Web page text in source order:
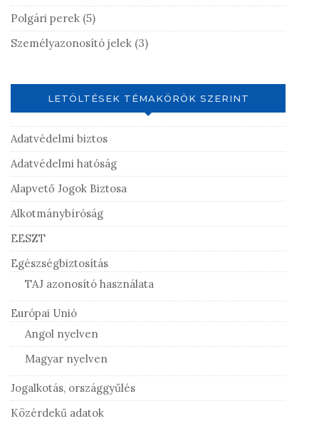
Polgári perek (5)
Személyazonosító jelek (3)
LETÖLTÉSEK TÉMAKÖRÖK SZERINT
Adatvédelmi biztos
Adatvédelmi hatóság
Alapvető Jogok Biztosa
Alkotmánybíróság
EESZT
Egészségbiztosítás
TAJ azonosító használata
Európai Unió
Angol nyelven
Magyar nyelven
Jogalkotás, országgyűlés
Közérdekű adatok